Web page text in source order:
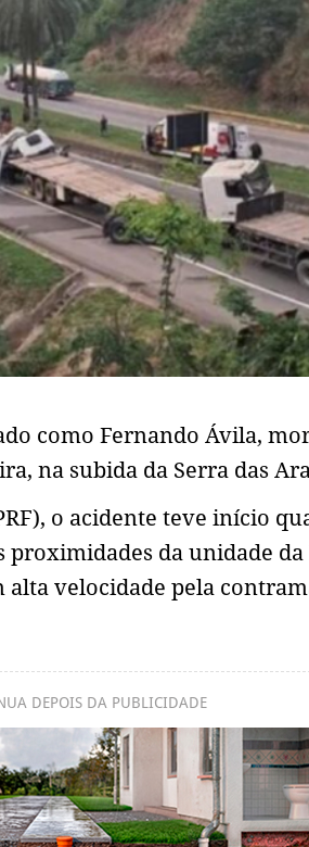
como Fernando Ávila,
na subida da Serra das
o acidente teve início
da unidade da
velocidade pela
DEPOIS DA PUBLICIDADE